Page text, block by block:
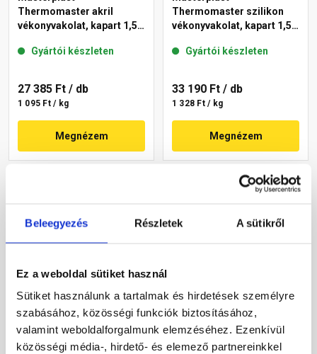
Beleegyezés Részletek A sütikről
Ez a weboldal sütiket használ
Sütiket használunk a tartalmak és hirdetések személyre
szabásához, közösségi funkciók biztosításához,
valamint weboldalforgalmunk elemzéséhez. Ezenkívül
közösségi média-, hirdető- és elemező partnereinkkel
Thermomaster akril
vékonyvakolat, kapart 1,5
Gyártói készleten
27 385 Ft / db
1 095 Ft / kg
Megnézem
Thermomaster szilikon
vékonyvakolat, kapart 1,5
Gyártói készleten
33 190 Ft / db
1 328 Ft / kg
Megnézem
Masterplast
Thermomaster szilikon
vékonyvakolat, kapart 1,5
mm 45-C 25 kg
Masterplast
Thermomaster szilikon
vékonyvakolat, kapart 1,5
mm 45-E 25 kg